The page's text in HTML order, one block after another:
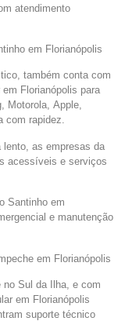
atendimento
em Florianópolis
também conta com
Florianópolis para
Motorola, Apple,
com rapidez.
as empresas da
acessíveis e serviços
Santinho em
e manutenção
em Florianópolis
Sul da Ilha, e com
em Florianópolis
suporte técnico